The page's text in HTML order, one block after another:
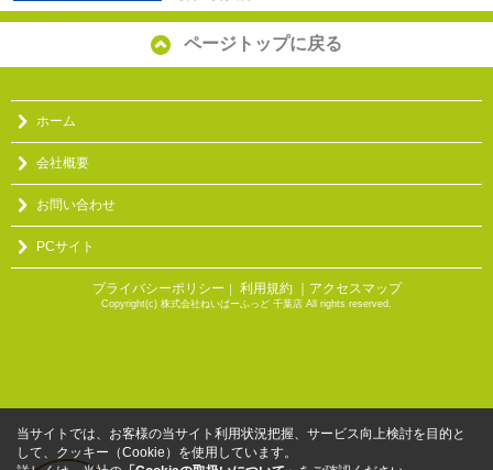
ページトップに戻る
ホーム
会社概要
お問い合わせ
PCサイト
プライバシーポリシー ｜ 利用規約 ｜アクセスマップ
Copyright(c) 株式会社ねいばーふっど 千葉店 All rights reserved.
当サイトでは、お客様の当サイト利用状況把握、サービス向上検討を目的と
して、クッキー（Cookie）を使用しています。